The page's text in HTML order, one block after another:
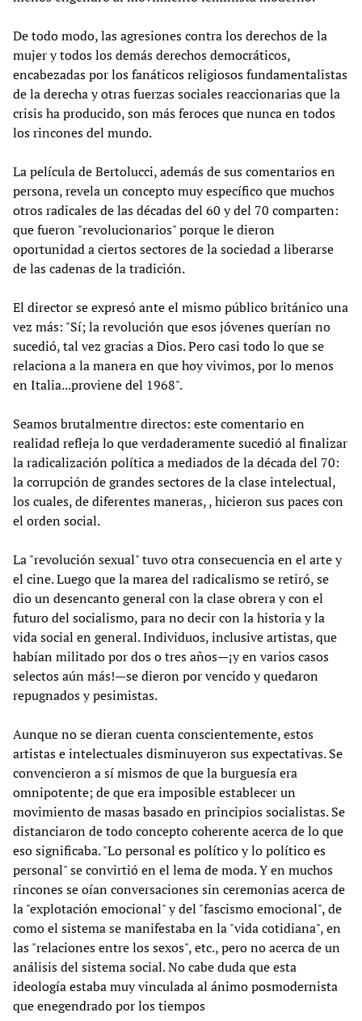
De todo modo, las agresiones contra los derechos de la
mujer y todos los demás derechos democráticos,
encabezadas por los fanáticos religiosos fundamentalistas
de la derecha y otras fuerzas sociales reaccionarias que la
crisis ha producido, son más feroces que nunca en todos
los rincones del mundo.
La película de Bertolucci, además de sus comentarios en
persona, revela un concepto muy específico que muchos
otros radicales de las décadas del 60 y del 70 comparten:
que fueron "revolucionarios" porque le dieron
oportunidad a ciertos sectores de la sociedad a liberarse
de las cadenas de la tradición.
El director se expresó ante el mismo público británico una
vez más: "Sí; la revolución que esos jóvenes querían no
sucedió, tal vez gracias a Dios. Pero casi todo lo que se
relaciona a la manera en que hoy vivimos, por lo menos
en Italia...proviene del 1968".
Seamos brutalmentre directos: este comentario en
realidad refleja lo que verdaderamente sucedió al finalizar
la radicalización política a mediados de la década del 70:
la corrupción de grandes sectores de la clase intelectual,
los cuales, de diferentes maneras, , hicieron sus paces con
el orden social.
La "revolución sexual" tuvo otra consecuencia en el arte y
el cine. Luego que la marea del radicalismo se retiró, se
dio un desencanto general con la clase obrera y con el
futuro del socialismo, para no decir con la historia y la
vida social en general. Individuos, inclusive artistas, que
habían militado por dos o tres años—¡y en varios casos
selectos aún más!—se dieron por vencido y quedaron
repugnados y pesimistas.
Aunque no se dieran cuenta conscientemente, estos
artistas e intelectuales disminuyeron sus expectativas. Se
convencieron a sí mismos de que la burguesía era
omnipotente; de que era imposible establecer un
movimiento de masas basado en principios socialistas. Se
distanciaron de todo concepto coherente acerca de lo que
eso significaba. "Lo personal es político y lo político es
personal" se convirtió en el lema de moda. Y en muchos
rincones se oían conversaciones sin ceremonias acerca de
la "explotación emocional" y del "fascismo emocional", de
como el sistema se manifestaba en la "vida cotidiana", en
las "relaciones entre los sexos", etc., pero no acerca de un
análisis del sistema social. No cabe duda que esta
ideología estaba muy vinculada al ánimo posmodernista
que enegendrado por los tiempos